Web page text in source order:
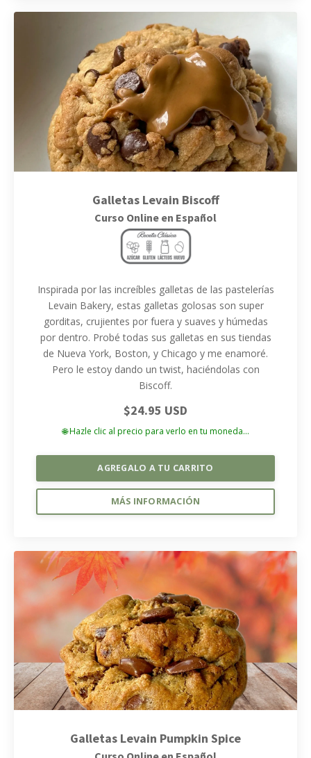
Galletas Levain Biscoff
Curso Online en Español
Inspirada por las increíbles galletas de las pastelerías
Levain Bakery, estas galletas golosas son super
gorditas, crujientes por fuera y suaves y húmedas
por dentro. Probé todas sus galletas en sus tiendas
de Nueva York, Boston, y Chicago y me enamoré.
Pero le estoy dando un twist, haciéndolas con
Biscoff.
$24.95 USD
🌐 Hazle clic al precio para verlo en tu moneda...
AGREGALO A TU CARRITO
MÁS INFORMACIÓN
Galletas Levain Pumpkin Spice